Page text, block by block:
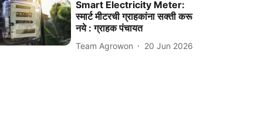
Smart Electricity Meter:
स्मार्ट मीटरची ग्राहकांना सक्ती करू
नये : ग्राहक पंचायत
Team Agrowon 20 Jun 2026